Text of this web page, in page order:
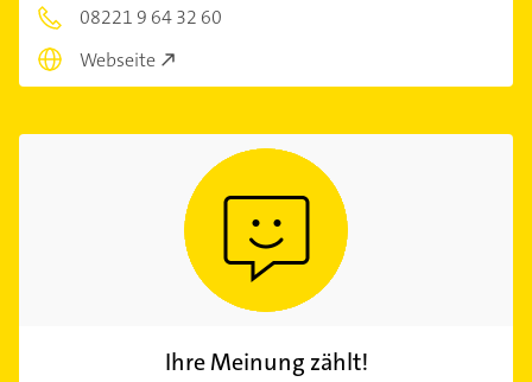
08221 9 64 32 60
Webseite
Ihre Meinung zählt!